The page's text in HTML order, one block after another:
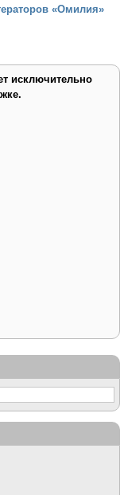
«Омилия»
исключительно